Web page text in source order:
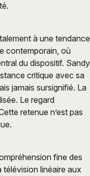
à une tendance
contemporain, où
du dispositif. Sandy
critique avec sa
jamais sursignifié. La
Le regard
retenue n’est pas
fine des
télévision linéaire aux